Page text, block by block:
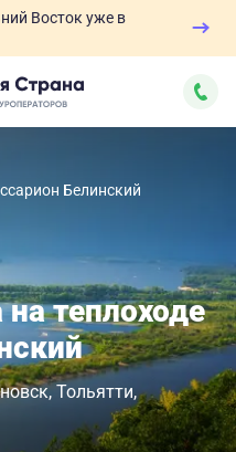
Восток уже в
Белинский
теплоходе
Тольятти